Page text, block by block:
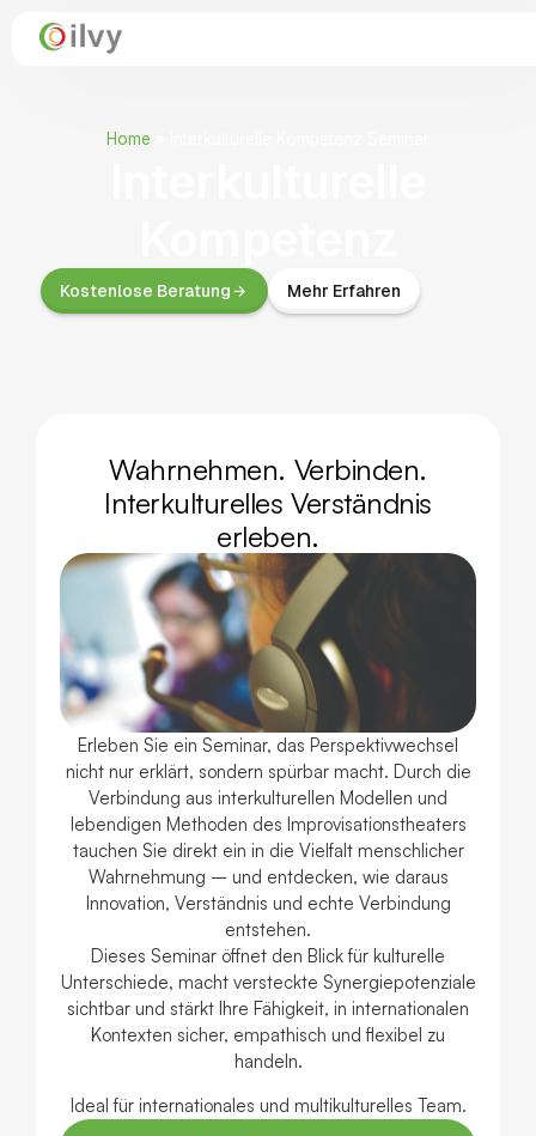
Home
Kostenlose Beratung Mehr Erfahren
Wahrnehmen. Verbinden.
Interkulturelles Verständnis
erleben.
Erleben Sie ein Seminar, das Perspektivwechsel
nicht nur erklärt, sondern spürbar macht. Durch die
Verbindung aus interkulturellen Modellen und
lebendigen Methoden des Improvisationstheaters
tauchen Sie direkt ein in die Vielfalt menschlicher
Wahrnehmung – und entdecken, wie daraus
Innovation, Verständnis und echte Verbindung
entstehen.
Dieses Seminar öffnet den Blick für kulturelle
Unterschiede, macht versteckte Synergiepotenziale
sichtbar und stärkt Ihre Fähigkeit, in internationalen
Kontexten sicher, empathisch und flexibel zu
handeln.
Ideal für internationales und multikulturelles Team.